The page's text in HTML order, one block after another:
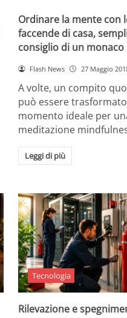
Ordinare la mente con
faccende di casa,
consiglio di un monaco
Flash News 27 Maggio
A volte, un compito
può essere
momento ideale per
meditazione
Leggi di più
Tecnologia
Rilevazione e